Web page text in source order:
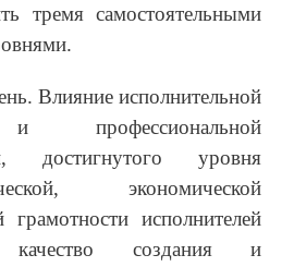
тремя самостоятельными
Влияние исполнительной
профессиональной
достигнутого уровня
экономической
исполнителей
создания и